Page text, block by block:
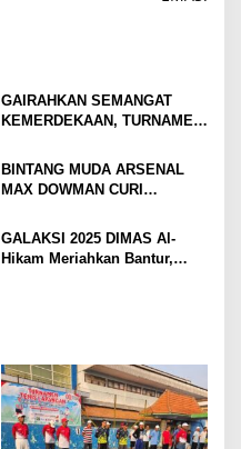
GAIRAHKAN SEMANGAT
KEMERDEKAAN, TURNAMEN
MOJOKERTO RAYA RESMI
BERGULIR
BINTANG MUDA ARSENAL
MAX DOWMAN CURI
PRAMUSIM ASIA
GALAKSI 2025 DIMAS Al-
Hikam Meriahkan Bantur,